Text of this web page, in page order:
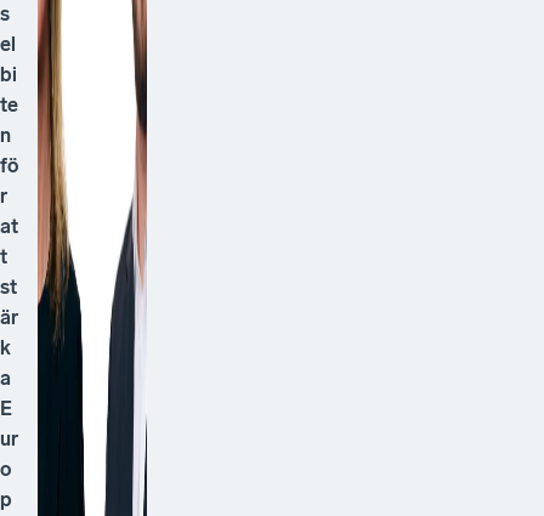
s
el
bi
te
n
fö
r
at
t
st
är
k
a
E
ur
o
p